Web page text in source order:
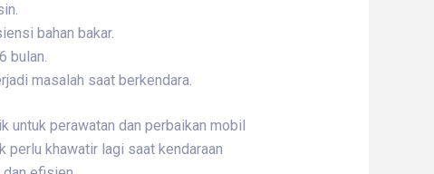
bahan bakar.
bulan.
masalah saat berkendara.
perawatan dan perbaikan mobil
perlu khawatir lagi saat kendaraan